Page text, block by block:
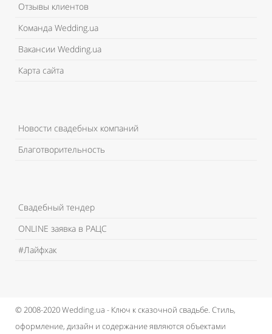
Отзывы клиентов
Команда Wedding.ua
Вакансии Wedding.ua
Карта сайта
Новости свадебных компаний
Благотворительность
Свадебный тендер
ONLINE заявка в РАЦС
#Лайфхак
© 2008-2020 Wedding.ua - Ключ к сказочной свадьбе. Стиль,
оформление, дизайн и содержание являются объектами